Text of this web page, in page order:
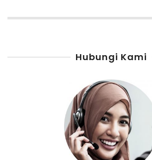
Hubungi Kami